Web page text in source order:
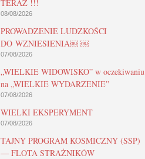
TERAZ !!!
08/08/2026
PROWADZENIE LUDZKOŚCI
DO WZNIESIENIA￼ ￼
07/08/2026
„WIELKIE WIDOWISKO” w oczekiwaniu
na „WIELKIE WYDARZENIE”
07/08/2026
WIELKI EKSPERYMENT
07/08/2026
TAJNY PROGRAM KOSMICZNY (SSP)
— FLOTA STRAŻNIKÓW